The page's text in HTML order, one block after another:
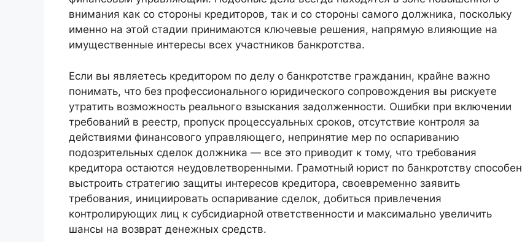
внимания как со стороны кредиторов, так и со стороны самого должника, поскольку
именно на этой стадии принимаются ключевые решения, напрямую влияющие на
имущественные интересы всех участников банкротства.
Если вы являетесь кредитором по делу о банкротстве гражданин, крайне важно
понимать, что без профессионального юридического сопровождения вы рискуете
утратить возможность реального взыскания задолженности. Ошибки при включении
требований в реестр, пропуск процессуальных сроков, отсутствие контроля за
действиями финансового управляющего, непринятие мер по оспариванию
подозрительных сделок должника — все это приводит к тому, что требования
кредитора остаются неудовлетворенными. Грамотный юрист по банкротству способен
выстроить стратегию защиты интересов кредитора, своевременно заявить
требования, инициировать оспаривание сделок, добиться привлечения
контролирующих лиц к субсидиарной ответственности и максимально увеличить
шансы на возврат денежных средств.